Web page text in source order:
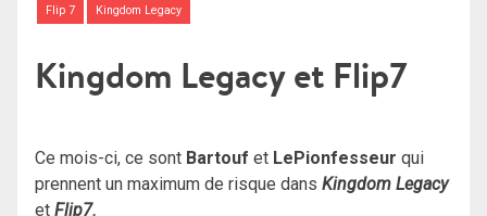
Flip 7 Kingdom Legacy
Kingdom Legacy et Flip7
Ce mois-ci, ce sont Bartouf et LePionfesseur qui
prennent un maximum de risque dans Kingdom Legacy
et Flip7.